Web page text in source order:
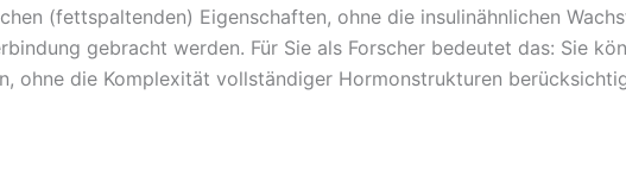
(fettspaltenden) Eigenschaften, ohne die insulinähnlichen
gebracht werden. Für Sie als Forscher bedeutet das: Sie
ohne die Komplexität vollständiger Hormonstrukturen